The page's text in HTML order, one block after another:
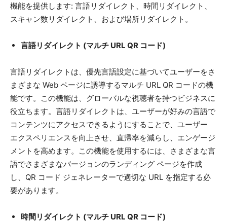
機能を提供します: 言語リダイレクト、時間リダイレクト、
スキャン数リダイレクト、および場所リダイレクト。
言語リダイレクト (マルチ URL QR コード)
言語リダイレクトは、優先言語設定に基づいてユーザーをさ
まざまな Web ページに誘導するマルチ URL QR コードの機
能です。この機能は、グローバルな視聴者を持つビジネスに
役立ちます。言語リダイレクトは、ユーザーが好みの言語で
コンテンツにアクセスできるようにすることで、ユーザー
エクスペリエンスを向上させ、直帰率を減らし、エンゲージ
メントを高めます。この機能を使用するには、さまざまな言
語でさまざまなバージョンのランディング ページを作成
し、QR コード ジェネレーターで適切な URL を指定する必
要があります。
時間リダイレクト (マルチ URL QR コード)